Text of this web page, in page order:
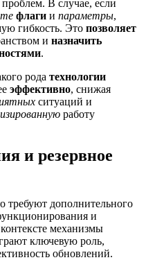
проблем. В случае, если
флаги и параметры,
гибкость. Это позволяет
и назначить
.
рода технологии
эффективно, снижая
ситуаций и
работу
и резервное
требуют дополнительного
и
механизмы
ключевую роль,
обновлений.